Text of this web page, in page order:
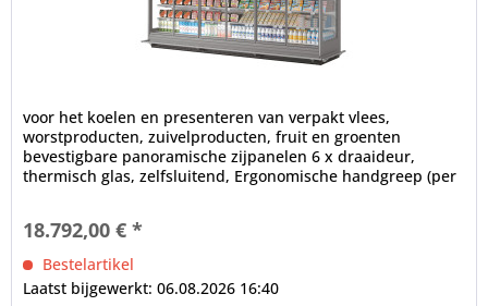
voor het koelen en presenteren van verpakt vlees,
worstproducten, zuivelproducten, fruit en groenten
bevestigbare panoramische zijpanelen 6 x draaideur,
thermisch glas, zelfsluitend, Ergonomische handgreep (per
18.792,00 € *
Bestelartikel
Laatst bijgewerkt: 06.08.2026 16:40